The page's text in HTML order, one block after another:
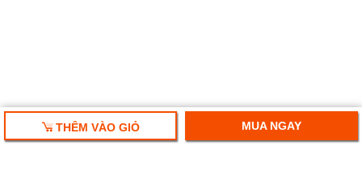
THÊM VÀO GIỎ MUA NGAY